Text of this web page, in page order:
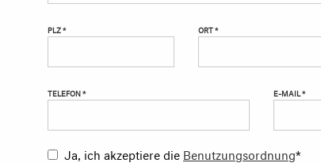
PLZ * ORT *
TELEFON * E-MAIL *
Ja, ich akzeptiere die Benutzungsordnung*